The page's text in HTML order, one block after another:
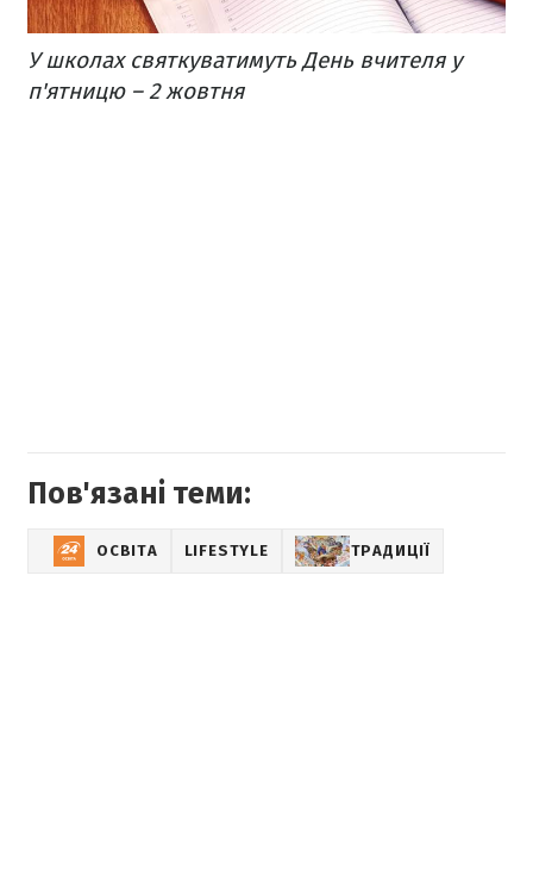
У школах святкуватимуть День вчителя у
п'ятницю – 2 жовтня
Пов'язані теми:
ОСВІТА LIFESTYLE ТРАДИЦІЇ